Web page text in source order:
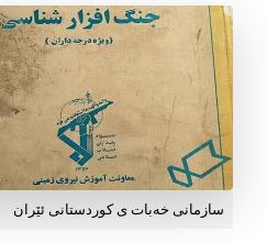
سازمانی خەبات ی كوردستانی ئێران